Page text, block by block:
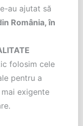
au ajutat să
România, în
folosim cele
pentru a
exigente